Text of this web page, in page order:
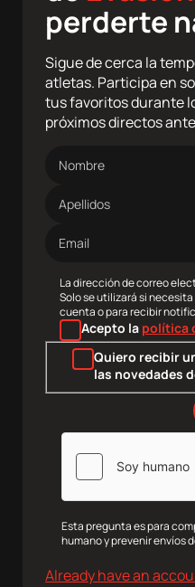
perderte
Sigue de cerca la
atletas. Participa en
tus favoritos durante
próximos directos
de
electrónico
La dirección de correo
Solo se utilizará si
cuenta o para recibir
Acepto la política
Quiero recibir
las novedades
Esta pregunta es para
humano y prevenir envíos
Already have an
RRSSYoutube